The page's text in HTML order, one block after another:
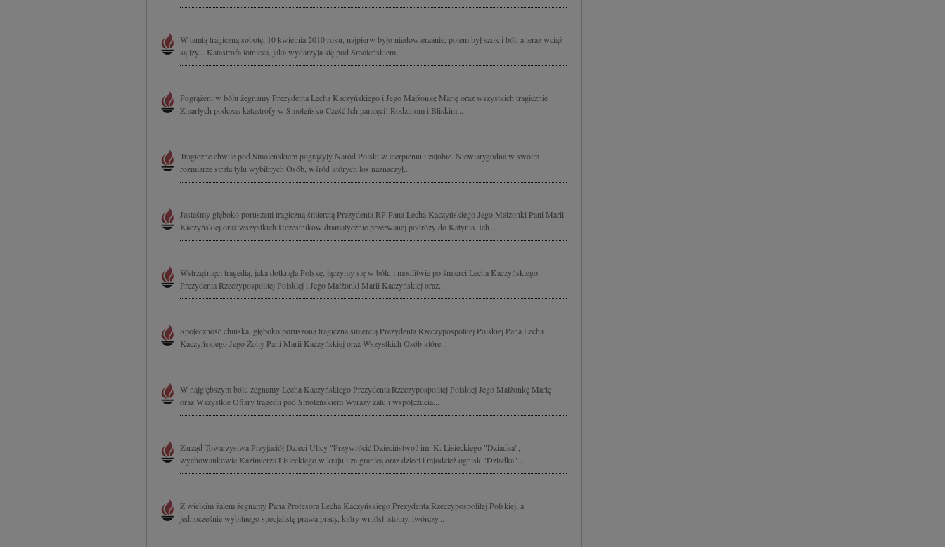
W tamtą tragiczną sobotę, 10 kwietnia 2010 roku, najpierw było niedowierzanie, potem był szok i ból, a teraz wciąż
są łzy... Katastrofa lotnicza, jaka wydarzyła się pod Smoleńskiem,...
Pogrążeni w bólu żegnamy Prezydenta Lecha Kaczyńskiego i Jego Małżonkę Marię oraz wszystkich tragicznie
Zmarłych podczas katastrofy w Smoleńsku Cześć Ich pamięci! Rodzinom i Bliskim...
Tragiczne chwile pod Smoleńskiem pogrążyły Naród Polski w cierpieniu i żałobie. Niewiarygodna w swoim
rozmiarze strata tylu wybitnych Osób, wśród których los naznaczył...
Jesteśmy głęboko poruszeni tragiczną śmiercią Prezydenta RP Pana Lecha Kaczyńskiego Jego Małżonki Pani Marii
Kaczyńskiej oraz wszystkich Uczestników dramatycznie przerwanej podróży do Katynia. Ich...
Wstrząśnięci tragedią, jaka dotknęła Polskę, łączymy się w bólu i modlitwie po śmierci Lecha Kaczyńskiego
Prezydenta Rzeczypospolitej Polskiej i Jego Małżonki Marii Kaczyńskiej oraz...
Społeczność chińska, głęboko poruszona tragiczną śmiercią Prezydenta Rzeczypospolitej Polskiej Pana Lecha
Kaczyńskiego Jego Żony Pani Marii Kaczyńskiej oraz Wszystkich Osób które...
W najgłębszym bólu żegnamy Lecha Kaczyńskiego Prezydenta Rzeczypospolitej Polskiej Jego Małżonkę Marię
oraz Wszystkie Ofiary tragedii pod Smoleńskiem Wyrazy żalu i współczucia...
Zarząd Towarzystwa Przyjaciół Dzieci Ulicy "Przywrócić Dzieciństwo? im. K. Lisieckiego "Dziadka",
wychowankowie Kazimierza Lisieckiego w kraju i za granicą oraz dzieci i młodzież ognisk "Dziadka"...
Z wielkim żalem żegnamy Pana Profesora Lecha Kaczyńskiego Prezydenta Rzeczypospolitej Polskiej, a
jednocześnie wybitnego specjalistę prawa pracy, który wniósł istotny, twórczy...